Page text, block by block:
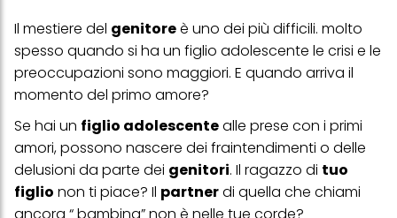
Il mestiere del genitoreè uno dei più difficili. molto
spesso quando si ha un figlio adolescente le crisi e le
preoccupazioni sono maggiori. E quando arriva il
momento del primo amore?
Se hai un figlio adolescentealle prese con i primi
amori, possono nascere dei fraintendimenti o delle
delusioni da parte dei genitori. Il ragazzo di tuo
figlio non ti piace? Il partnerdi quella che chiami